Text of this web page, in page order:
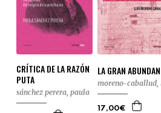
CRÍTICA DE LA RAZÓN
PUTA
sánchez perera, paula
LA GRAN
moreno-caballud,
17,00€